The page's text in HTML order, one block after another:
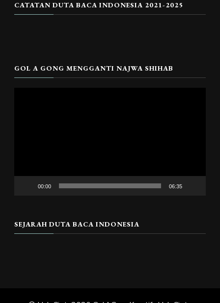
CATATAN DUTA BACA INDONESIA 2021-2025
GOL A GONG MENGGANTI NAJWA SHIHAB
00:00 06:35
SEJARAH DUTA BACA INDONESIA